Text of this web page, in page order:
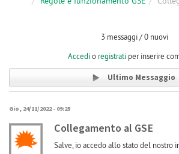
3 messaggi / 0 nuovi
Accedio registratiper inserire
Ultimo Messaggio
Gio, 24/11/2022 - 09:25
Collegamento al GSE
Salve, io accedo allo stato del nostro